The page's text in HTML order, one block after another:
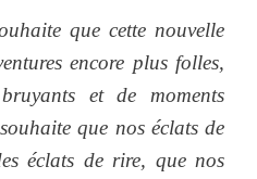
que cette nouvelle
encore plus folles,
et de moments
que nos éclats de
éclats de rire, que nos